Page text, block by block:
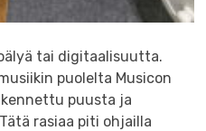
tai digitaalisuutta.
puolelta Musicon
puusta ja
rasiaa piti ohjailla